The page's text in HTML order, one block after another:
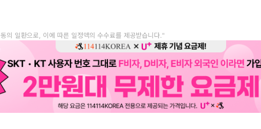
의 일환으로, 이에 따른 일정액의 수수료를 제공받습니다."